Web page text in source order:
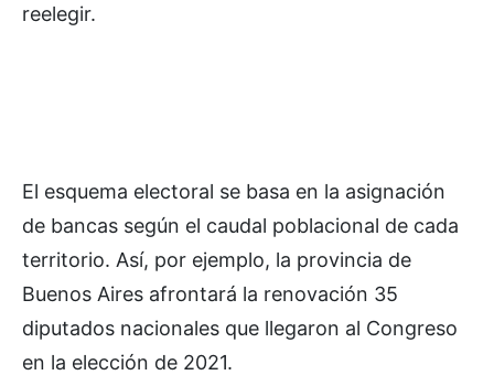
reelegir.
El esquema electoral se basa en la asignación
de bancas según el caudal poblacional de cada
territorio. Así, por ejemplo, la provincia de
Buenos Aires afrontará la renovación 35
diputados nacionales que llegaron al Congreso
en la elección de 2021.